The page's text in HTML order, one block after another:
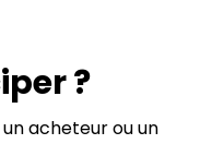
?
acheteur ou un